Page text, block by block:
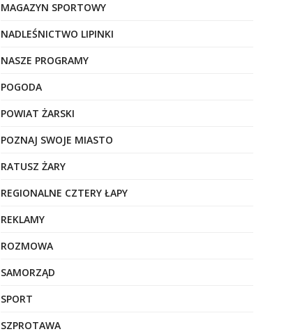
MAGAZYN SPORTOWY
NADLEŚNICTWO LIPINKI
NASZE PROGRAMY
POGODA
POWIAT ŻARSKI
POZNAJ SWOJE MIASTO
RATUSZ ŻARY
REGIONALNE CZTERY ŁAPY
REKLAMY
ROZMOWA
SAMORZĄD
SPORT
SZPROTAWA